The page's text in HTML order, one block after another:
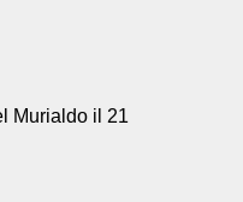
Murialdo il 21